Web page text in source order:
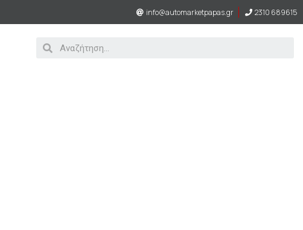
info@automarketpapas.gr 2310 689615